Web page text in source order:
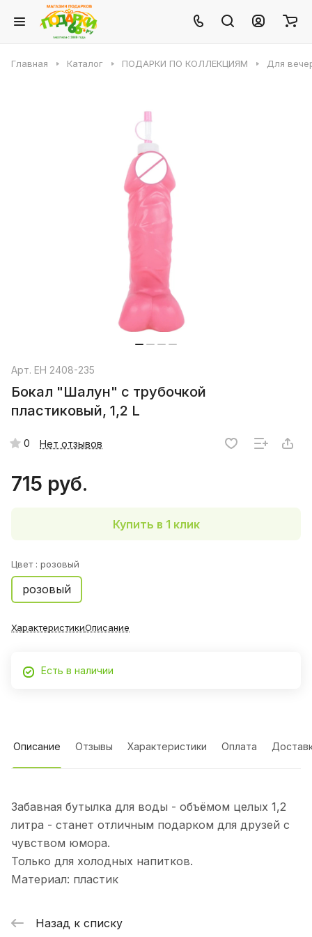
Главная Каталог ПОДАРКИ ПО КОЛЛЕКЦИЯМ Для
Арт. EH 2408-235
Бокал "Шалун" с трубочкой
пластиковый, 1,2 L
0 Нет отзывов
715 руб.
Купить в 1 клик
Цвет : розовый
розовый
ХарактеристикиОписание
Есть в наличии
Описание Отзывы Характеристики Оплата
Забавная бутылка для воды - объёмом целых 1,2
литра - станет отличным подарком для друзей с
чувством юмора.
Только для холодных напитков.
Материал: пластик
Назад к списку